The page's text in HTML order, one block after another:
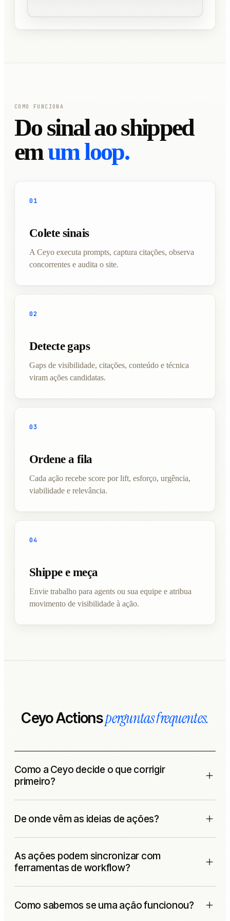
COMO FUNCIONA
Do sinal ao shipped
emum loop.
01
Colete sinais
A Ceyo executa prompts, captura citações, observa
concorrentes e audita o site.
02
Detecte gaps
Gaps de visibilidade, citações, conteúdo e técnica
viram ações candidatas.
03
Ordene a fila
Cada ação recebe score por lift, esforço, urgência,
viabilidade e relevância.
04
Shippe e meça
Envie trabalho para agents ou sua equipe e atribua
movimento de visibilidade à ação.
Ceyo Actionsperguntas frequentes.
Como a Ceyo decide o que corrigir
primeiro?
urgência e relevância. A fila mostra o que pode mover
De onde vêm as ideias de ações?
concorrentes e findings de auditoria do site. Cada ação
mantém o sinal original ligado.
As ações podem sincronizar com
ferramentas de workflow?
ClickUp ou Monday, com status voltando para a Ceyo
Como sabemos se uma ação funcionou?